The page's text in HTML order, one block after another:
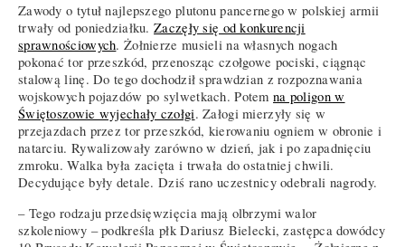
Zawody o tytuł najlepszego plutonu pancernego w polskiej armii
trwały od poniedziałku.Zaczęły się od konkurencji
sprawnościowych. Żołnierze musieli na własnych nogach
pokonać tor przeszkód, przenosząc czołgowe pociski, ciągnąc
stalową linę. Do tego dochodził sprawdzian z rozpoznawania
wojskowych pojazdów po sylwetkach. Potemna poligon w
Świętoszowie wyjechały czołgi. Załogi mierzyły się w
przejazdach przez tor przeszkód, kierowaniu ogniem w obronie i
natarciu. Rywalizowały zarówno w dzień, jak i po zapadnięciu
zmroku. Walka była zacięta i trwała do ostatniej chwili.
Decydujące były detale. Dziś rano uczestnicy odebrali nagrody.
– Tego rodzaju przedsięwzięcia mają olbrzymi walor
szkoleniowy – podkreśla płk Dariusz Bielecki, zastępca dowódcy